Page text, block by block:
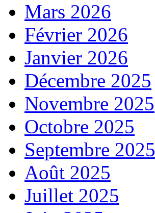
Mars 2026
Février 2026
Janvier 2026
Décembre 2025
Novembre 2025
Octobre 2025
Septembre 2025
Août 2025
Juillet 2025